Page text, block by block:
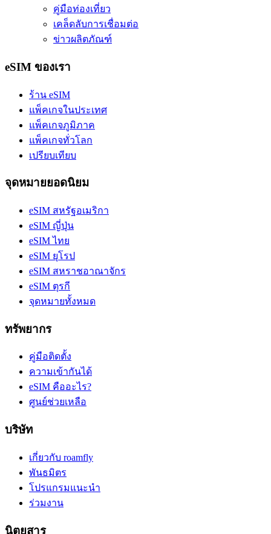
คู่มือท่องเที่ยว
เคล็ดลับการเชื่อมต่อ
ข่าวผลิตภัณฑ์
eSIM ของเรา
ร้าน eSIM
แพ็คเกจในประเทศ
แพ็คเกจภูมิภาค
แพ็คเกจทั่วโลก
เปรียบเทียบ
จุดหมายยอดนิยม
eSIM สหรัฐอเมริกา
eSIM ญี่ปุ่น
eSIM ไทย
eSIM ยุโรป
eSIM สหราชอาณาจักร
eSIM ตุรกี
จุดหมายทั้งหมด
ทรัพยากร
คู่มือติดตั้ง
ความเข้ากันได้
eSIM คืออะไร?
ศูนย์ช่วยเหลือ
บริษัท
เกี่ยวกับ roamfly
พันธมิตร
โปรแกรมแนะนำ
ร่วมงาน
นิตยสาร